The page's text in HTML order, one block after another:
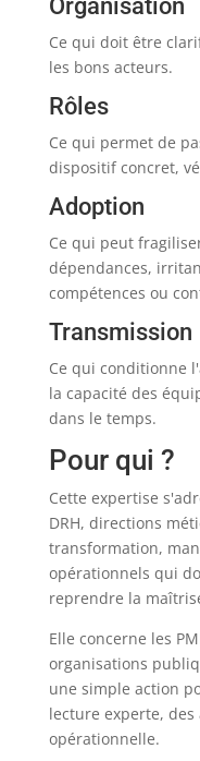
Organisation
Ce qui doit être
les bons acteurs.
Rôles
Ce qui permet de
dispositif concret,
Adoption
Ce qui peut
dépendances,
compétences ou
Transmission
Ce qui conditionne
la capacité des
dans le temps.
Pour qui ?
Cette expertise
DRH, directions
transformation,
opérationnels qui
reprendre la
Elle concerne les
organisations
une simple action
lecture experte,
opérationnelle.